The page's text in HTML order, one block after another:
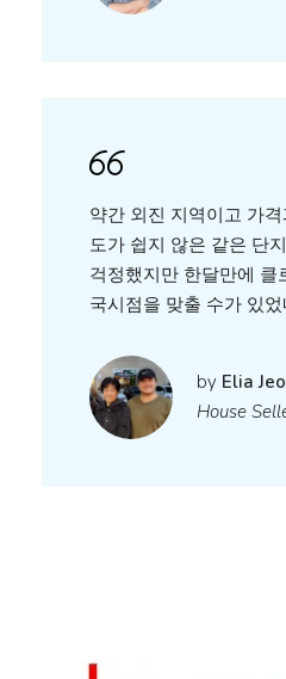
약간 외진 지역이고 가
도가 쉽지 않은 같은 단
걱정했지만 한달만에 클
국시점을 맞출 수가 있
by Elia
House